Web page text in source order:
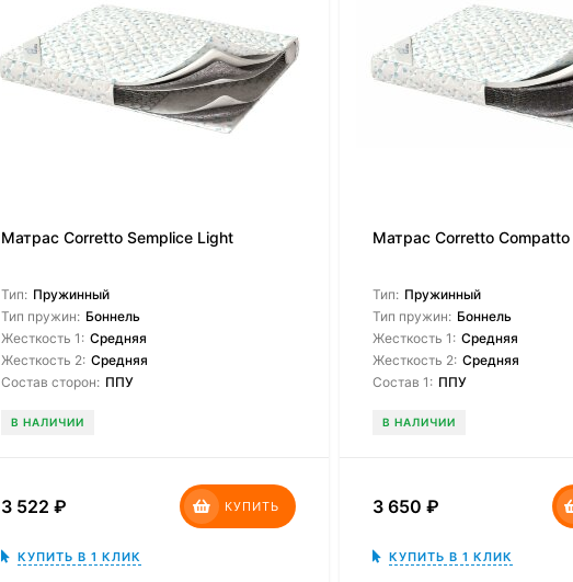
Матрас Corretto Semplice Light
Тип: Пружинный
Тип пружин: Боннель
Жесткость 1: Средняя
Жесткость 2: Средняя
Состав сторон: ППУ
В НАЛИЧИИ
3 522 ₽ КУПИТЬ
КУПИТЬ В 1 КЛИК
Матрас Corretto Compatto
Тип: Пружинный
Тип пружин: Боннель
Жесткость 1: Средняя
Жесткость 2: Средняя
Состав 1: ППУ
В НАЛИЧИИ
3 650₽
КУПИТЬ В 1 КЛИК